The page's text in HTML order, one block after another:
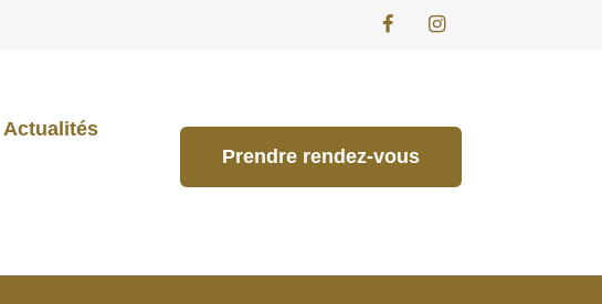
Actualités
Prendre rendez-vous